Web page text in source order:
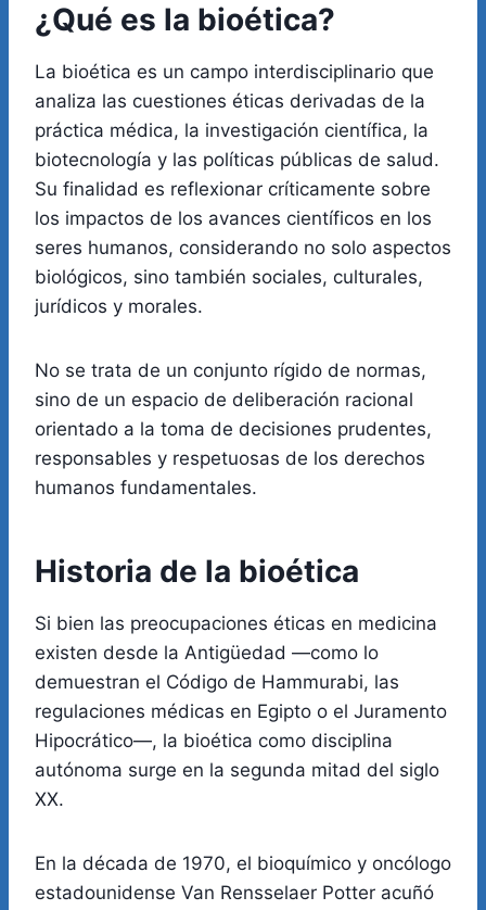
¿Qué es la bioética?
La bioética es un campo interdisciplinario que
analiza las cuestiones éticas derivadas de la
práctica médica, la investigación científica, la
biotecnología y las políticas públicas de salud.
Su finalidad es reflexionar críticamente sobre
los impactos de los avances científicos en los
seres humanos, considerando no solo aspectos
biológicos, sino también sociales, culturales,
jurídicos y morales.
No se trata de un conjunto rígido de normas,
sino de un espacio de deliberación racional
orientado a la toma de decisiones prudentes,
responsables y respetuosas de los derechos
humanos fundamentales.
Historia de la bioética
Si bien las preocupaciones éticas en medicina
existen desde la Antigüedad —como lo
demuestran el Código de Hammurabi, las
regulaciones médicas en Egipto o el Juramento
Hipocrático—, la bioética como disciplina
autónoma surge en la segunda mitad del siglo
XX.
En la década de 1970, el bioquímico y oncólogo
estadounidense Van Rensselaer Potter acuñó